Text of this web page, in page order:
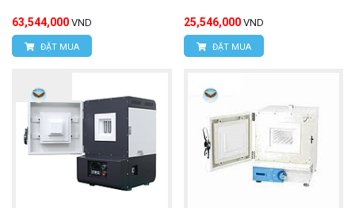
63,544,000 VND
ĐẶT MUA
25,546,000 VND
ĐẶT MUA